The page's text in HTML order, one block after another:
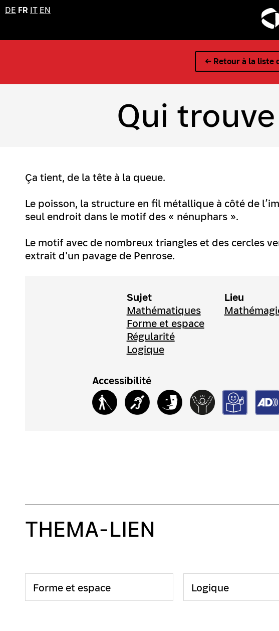
DE FR IT EN
← Retour à la liste
Qui
Ça tient, de la tête à la queue.
Le poisson, la structure en fil métallique à côté de
seul endroit dans le motif des « nénuphars ».
Le motif avec de nombreux triangles et des cercles
extrait d'un pavage de Penrose.
Sujet
Mathématiques
Forme et espace
Régularité
Logique
Lieu
Accessibilité
THEMA-LIEN
Forme et espace Logique